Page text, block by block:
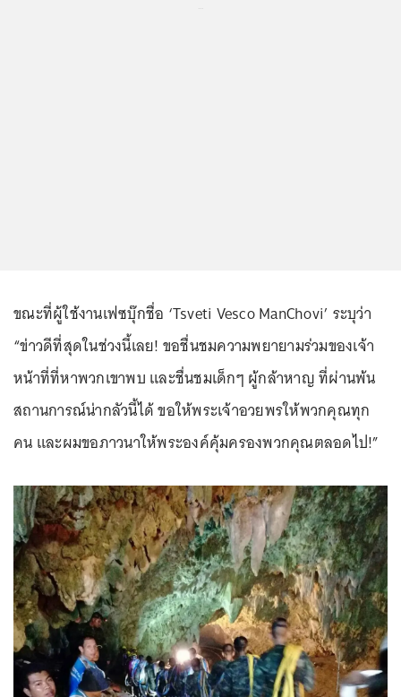
ขณะที่ผู้ใช้งานเฟซบุ๊กชื่อ ‘Tsveti Vesco ManChovi’ ระบุว่า
“ข่าวดีที่สุดในช่วงนี้เลย! ขอชื่นชมความพยายามร่วมของเจ้า
หน้าที่ที่หาพวกเขาพบ และชื่นชมเด็กๆ ผู้กล้าหาญ ที่ผ่านพ้น
สถานการณ์น่ากลัวนี้ได้ ขอให้พระเจ้าอวยพรให้พวกคุณทุก
คน และผมขอภาวนาให้พระองค์คุ้มครองพวกคุณตลอดไป!”